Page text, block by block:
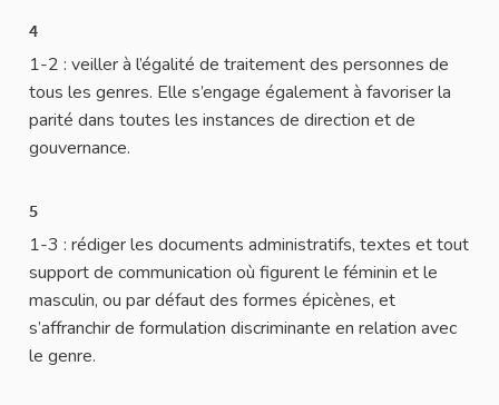
4
1-2 : veiller à l’égalité de traitement des personnes de
tous les genres. Elle s’engage également à favoriser la
parité dans toutes les instances de direction et de
gouvernance.
5
1-3 : rédiger les documents administratifs, textes et tout
support de communication où figurent le féminin et le
masculin, ou par défaut des formes épicènes, et
s’affranchir de formulation discriminante en relation avec
le genre.